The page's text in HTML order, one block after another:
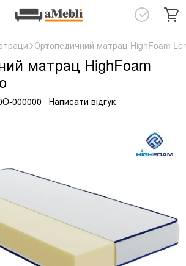
Ортопедичний матрац HighFoam
матрац HighFoam
000000 Написати відгук